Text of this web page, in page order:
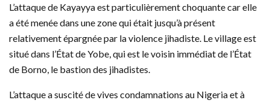
L’attaque de Kayayya est particulièrement choquante car elle
a été menée dans une zone qui était jusqu’à présent
relativement épargnée par la violence jihadiste. Le village est
situé dans l’État de Yobe, qui est le voisin immédiat de l’État
de Borno, le bastion des jihadistes.
L’attaque a suscité de vives condamnations au Nigeria et à